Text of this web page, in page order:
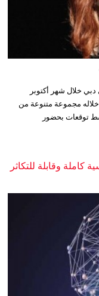
دبي خلال شهر أكتوبر
يوم 2 أكتوبر، وتقدم خلاله مجموعة متنوعة من
توقعات بحضور
وقابلة للتكاثر